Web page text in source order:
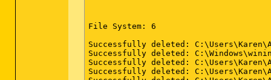
[-] Schlüssel Gelöscht : [x64]
[-] Wert Gelöscht :
***** [ Internetbrowser ] *****
[-]
File System: 6
Successfully deleted:
Successfully deleted:
Successfully deleted:
Successfully deleted: